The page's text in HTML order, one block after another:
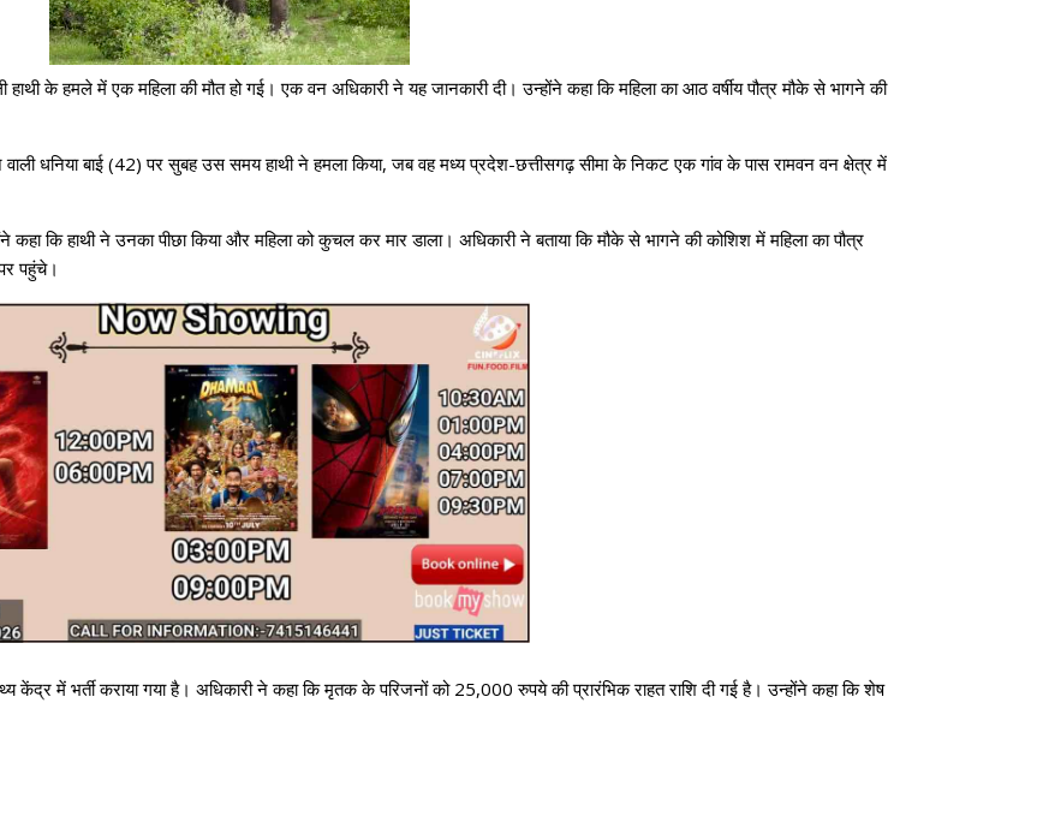
के हमले में एक महिला की मौत हो गई। एक वन अधिकारी ने यह जानकारी दी। उन्होंने कहा कि महिला का आठ वर्षीय पौत्र मौके से भागने की
वाली धनिया बाई (42) पर सुबह उस समय हाथी ने हमला किया, जब वह मध्य प्रदेश-छत्तीसगढ़ सीमा के निकट एक गांव के पास रामवन वन क्षेत्र में
कि हाथी ने उनका पीछा किया और महिला को कुचल कर मार डाला। अधिकारी ने बताया कि मौके से भागने की कोशिश में महिला का पौत्र
पहुंचे।
केंद्र में भर्ती कराया गया है। अधिकारी ने कहा कि मृतक के परिजनों को 25,000 रुपये की प्रारंभिक राहत राशि दी गई है। उन्होंने कहा कि शेष